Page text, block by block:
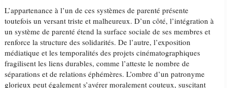
L’appartenance à l’un de ces systèmes de parenté présente
toutefois un versant triste et malheureux. D’un côté, l’intégration à
un système de parenté étend la surface sociale de ses membres et
renforce la structure des solidarités. De l’autre, l’exposition
médiatique et les temporalités des projets cinématographiques
fragilisent les liens durables, comme l’atteste le nombre de
séparations et de relations éphémères. L’ombre d’un patronyme
glorieux peut également s’avérer moralement couteux, suscitant